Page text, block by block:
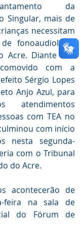
da
Singular, mais de
necessitam
fonoaudiologia
Acre. Diante das
com a
Sérgio Lopes
Anjo Azul, para
atendimentos
com TEA no
com início
nesta segunda-
com o Tribunal
do Acre.
feira na sala de
do Fórum de